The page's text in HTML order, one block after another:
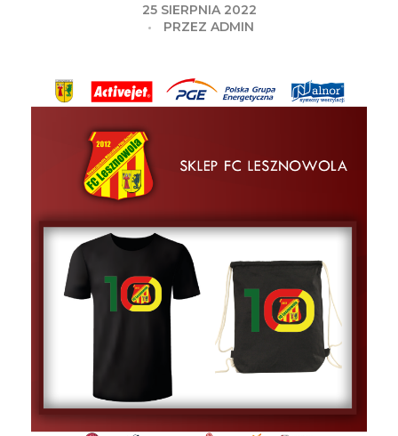
25 SIERPNIA 2022
PRZEZ ADMIN